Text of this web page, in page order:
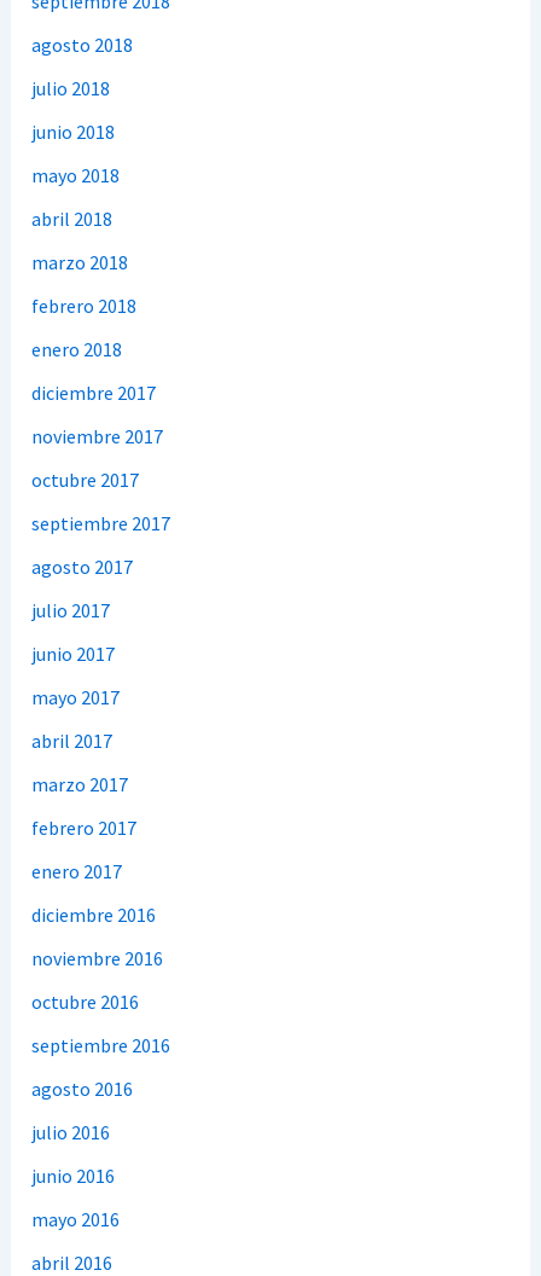
agosto 2018
julio 2018
junio 2018
mayo 2018
abril 2018
marzo 2018
febrero 2018
enero 2018
diciembre 2017
noviembre 2017
octubre 2017
septiembre 2017
agosto 2017
julio 2017
junio 2017
mayo 2017
abril 2017
marzo 2017
febrero 2017
enero 2017
diciembre 2016
noviembre 2016
octubre 2016
septiembre 2016
agosto 2016
julio 2016
junio 2016
mayo 2016
abril 2016